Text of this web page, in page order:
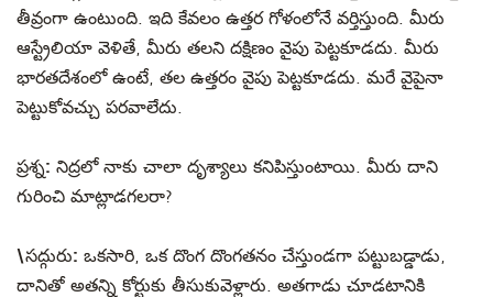
తీవ్రంగా ఉంటుంది. ఇది కేవలం ఉత్తర గోళంలోనే వర్తిస్తుంది. మీరు
ఆస్ట్రేలియా వెళితే, మీరు తలని దక్షిణం వైపు పెట్టకూడదు. మీరు
భారతదేశంలో ఉంటే, తల ఉత్తరం వైపు పెట్టకూడదు. మరే వైపైనా
పెట్టుకోవచ్చు పరవాలేదు.
ప్రశ్న: నిద్రలో నాకు చాలా దృశ్యాలు కనిపిస్తుంటాయి. మీరు దాని
గురించి మాట్లాడగలరా?
\సద్గురు: ఒకసారి, ఒక దొంగ దొంగతనం చేస్తుండగా పట్టుబడ్డాడు,
దానితో అతన్ని కోర్టుకు తీసుకువెళ్లారు. అతగాడు చూడటానికి